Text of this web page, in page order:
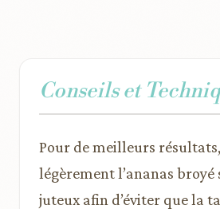
Conseils et
Pour de meilleurs
légèrement l’ananas broyé
juteux afin d’éviter que la